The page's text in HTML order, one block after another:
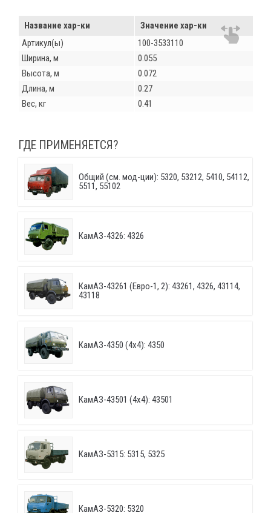
Название хар-ки
Значение хар-ки
Артикул(ы)
100-3533110
Ширина, м
0.055
Высота, м
0.072
Длина, м
0.27
Вес, кг
0.41
ГДЕ ПРИМЕНЯЕТСЯ?
Общий (см. мод-ции): 5320, 53212, 5410, 54112,
5511, 55102
КамАЗ-4326: 4326
КамАЗ-43261 (Евро-1, 2): 43261, 4326, 43114,
43118
КамАЗ-4350 (4х4): 4350
КамАЗ-43501 (4х4): 43501
КамАЗ-5315: 5315, 5325
КамАЗ-5320: 5320